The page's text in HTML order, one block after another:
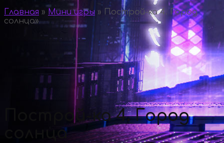
Главная » Мини игры » Построй-ка 4. Город
солнца»
Построй-ка 4. Город
солнца